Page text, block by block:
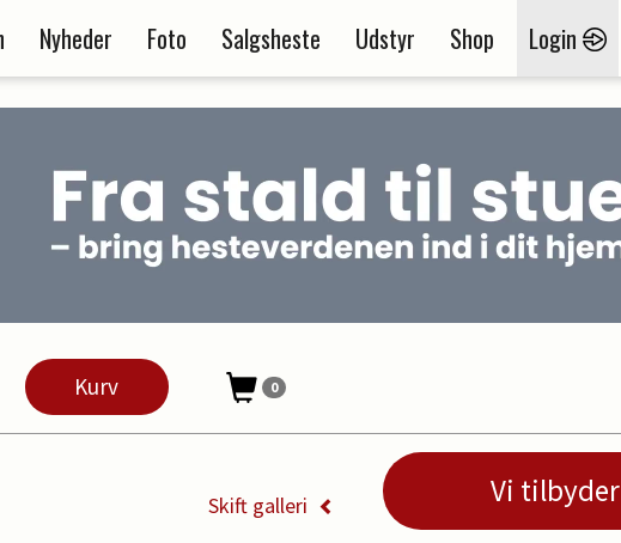
Nyheder Foto Salgsheste Udstyr Shop Login
Kurv 0
Skift galleri Vi tilbyder